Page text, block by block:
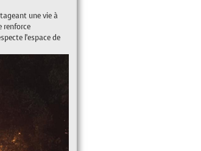
une vie à
renforce
l’espace de